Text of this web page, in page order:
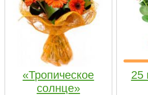
«Тропическое
солнце»
25